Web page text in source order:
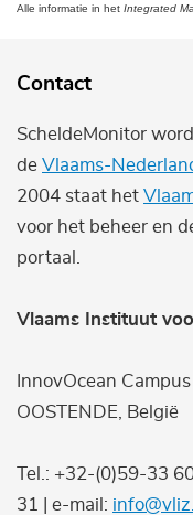
Alle informatie in het Integrated
Contact
ScheldeMonitor
de Vlaams-
2004 staat het
voor het beheer en
portaal.
Vlaams Instituut
InnovOcean
OOSTENDE, België
Tel.: +32-(0)59-33
31 | e-mail: